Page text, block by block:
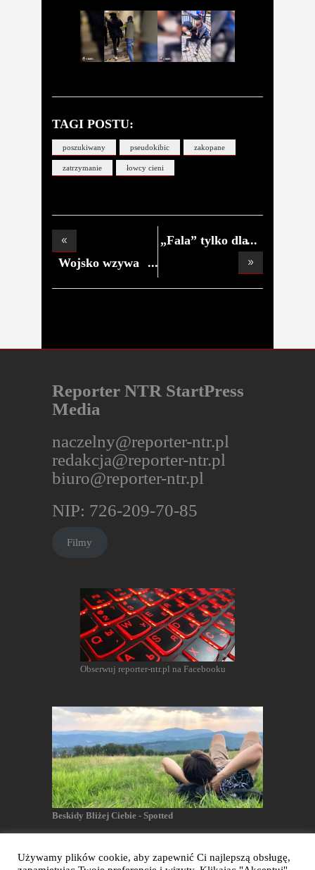
TAGI POSTU:
poszukiwany pseudokibic zakopane
zatrzymanie łowcy cieni
Wojsko wzywa
„Fala” tylko dla
Reporter NTR StartPress
Media
naczelny@reporter-ntr.pl
redakcja@reporter-ntr.pl
biuro@reporter-ntr.pl
NIP: 726-209-70-85
Filmy
Obserwuj reporter-ntr.pl na Facebooku
Beskidy Bliżej Ciebie - Spotted
Używamy plików cookie, aby zapewnić Ci najlepszą obsługę,